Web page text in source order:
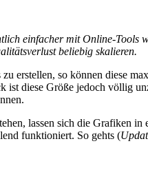
einfacher mit Online-Tools
beliebig skalieren.
erstellen, so können diese
diese Größe jedoch völlig
lassen sich die Grafiken
funktioniert. So gehts (